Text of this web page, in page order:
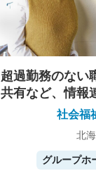
超過勤務のない
共有など、情報
社会福
北
グループホ